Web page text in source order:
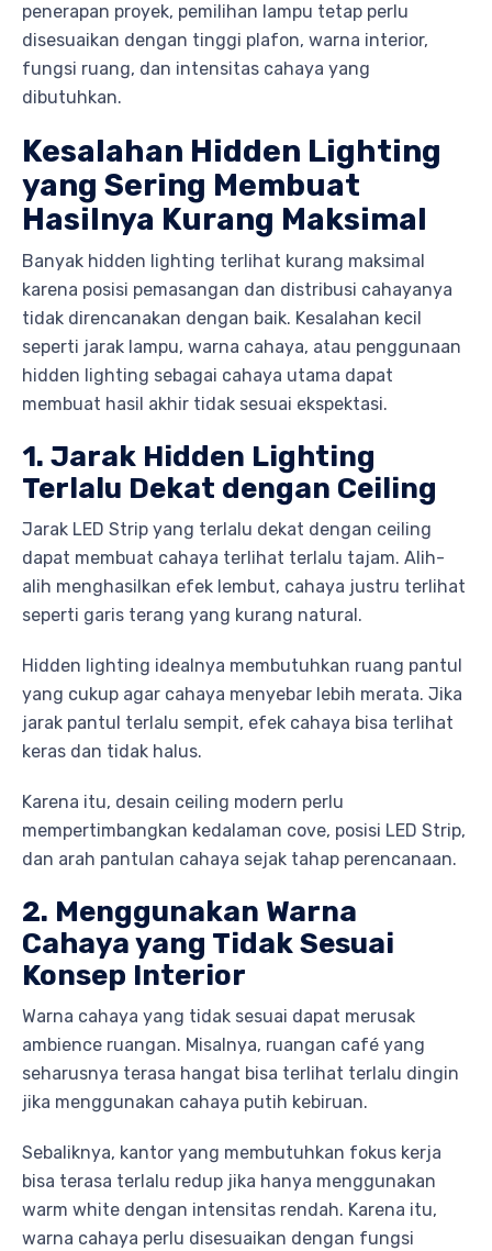
penerapan proyek, pemilihan lampu tetap perlu
disesuaikan dengan tinggi plafon, warna interior,
fungsi ruang, dan intensitas cahaya yang
dibutuhkan.
Kesalahan Hidden Lighting
yang Sering Membuat
Hasilnya Kurang Maksimal
Banyak hidden lighting terlihat kurang maksimal
karena posisi pemasangan dan distribusi cahayanya
tidak direncanakan dengan baik. Kesalahan kecil
seperti jarak lampu, warna cahaya, atau penggunaan
hidden lighting sebagai cahaya utama dapat
membuat hasil akhir tidak sesuai ekspektasi.
1. Jarak Hidden Lighting
Terlalu Dekat dengan Ceiling
Jarak LED Strip yang terlalu dekat dengan ceiling
dapat membuat cahaya terlihat terlalu tajam. Alih-
alih menghasilkan efek lembut, cahaya justru terlihat
seperti garis terang yang kurang natural.
Hidden lighting idealnya membutuhkan ruang pantul
yang cukup agar cahaya menyebar lebih merata. Jika
jarak pantul terlalu sempit, efek cahaya bisa terlihat
keras dan tidak halus.
Karena itu, desain ceiling modern perlu
mempertimbangkan kedalaman cove, posisi LED Strip,
dan arah pantulan cahaya sejak tahap perencanaan.
2. Menggunakan Warna
Cahaya yang Tidak Sesuai
Konsep Interior
Warna cahaya yang tidak sesuai dapat merusak
ambience ruangan. Misalnya, ruangan café yang
seharusnya terasa hangat bisa terlihat terlalu dingin
jika menggunakan cahaya putih kebiruan.
Sebaliknya, kantor yang membutuhkan fokus kerja
bisa terasa terlalu redup jika hanya menggunakan
warm white dengan intensitas rendah. Karena itu,
warna cahaya perlu disesuaikan dengan fungsi